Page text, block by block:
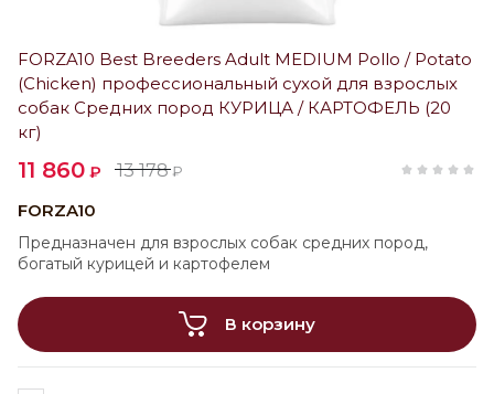
FORZA10 Best Breeders Adult MEDIUM Pollo / Potato
(Chicken) профессиональный сухой для взрослых
собак Средних пород КУРИЦА / КАРТОФЕЛЬ (20
кг)
13 178₽
11 860 ₽
FORZA10
Предназначен для взрослых собак средних пород,
богатый курицей и картофелем
В корзину